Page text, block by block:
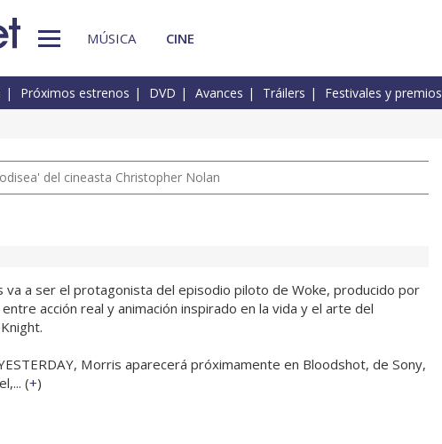
MÚSICA CINE
Próximos estrenos DVD Avances Tráilers Festivales y premios
del cineasta Christopher Nolan
va a ser el protagonista del episodio piloto de Woke, producido por
acción real y animación inspirado en la vida y el arte del
Morris aparecerá próximamente en Bloodshot, de Sony,
(+)